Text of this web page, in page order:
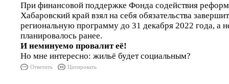
При финансовой поддержке Фонда содействия
Хабаровский край взял на себя обязательства
региональную программу до 31 декабря 2022 года, а
планировалось ранее.
И неминуемо провалит её!
Но мне интересно: жильё будет социальным?
Ответить Цитировать